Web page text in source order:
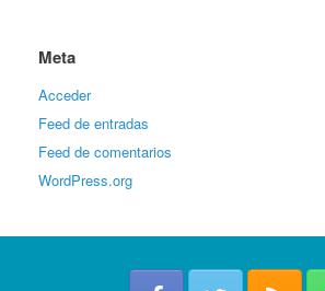
Meta
Acceder
Feed de entradas
Feed de comentarios
WordPress.org